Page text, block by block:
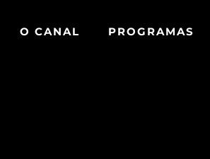
O CANAL PROGRAMAS